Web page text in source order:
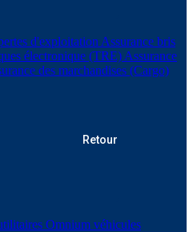
d'exploitation Assurance bris
électronique (TRE) Assurance
des marchandises (Cargo)
Retour
Omnium véhicules